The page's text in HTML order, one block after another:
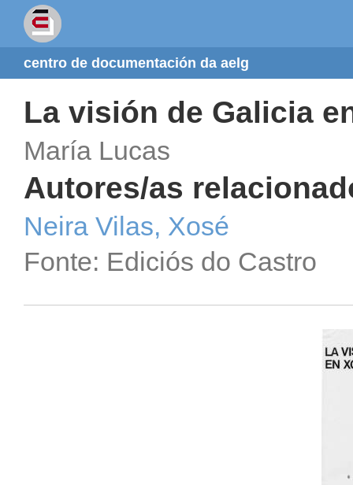
centro de documentación da aelg
La visión de Galicia
María Lucas
Autores/as
Neira Vilas, Xosé
Fonte: Ediciós do Castro